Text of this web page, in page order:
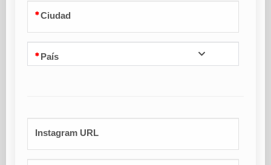
Ciudad
País
Instagram URL